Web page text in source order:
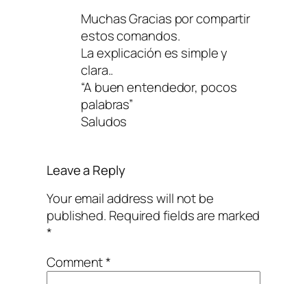
Muchas Gracias por compartir
estos comandos.
La explicación es simple y
clara..
“A buen entendedor, pocos
palabras”
Saludos
Leave a Reply
Your email address will not be
published. Required fields are marked
*
Comment*